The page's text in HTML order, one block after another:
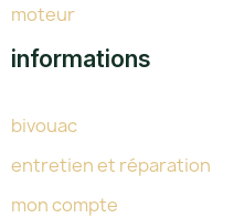
moteur
informations
bivouac
entretien et réparation
mon compte